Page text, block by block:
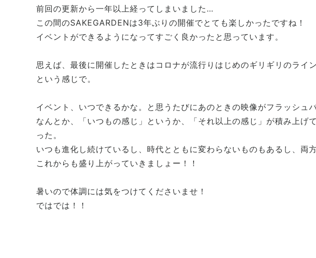
前回の更新から一年以上経ってしまいました…
この間のSAKEGARDENは3年ぶりの開催でとても楽しかったですね！
イベントができるようになってすごく良かったと思っています。
思えば、最後に開催したときはコロナが流行りはじめのギリギリのライ
という感じで。
イベント、いつできるかな。と思うたびにあのときの映像がフラッシュ
なんとか、「いつもの感じ」というか、「それ以上の感じ」が積み上げ
った。
いつも進化し続けているし、時代とともに変わらないものもあるし、両
これからも盛り上がっていきましょー！！
暑いので体調には気をつけてくださいませ！
ではでは！！